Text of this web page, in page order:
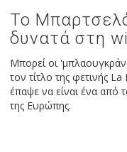
Το
δυνατά στη
Μπορεί οι
τον τίτλο της φετινής
έπαψε να είναι ένα από
της Ευρώπης.